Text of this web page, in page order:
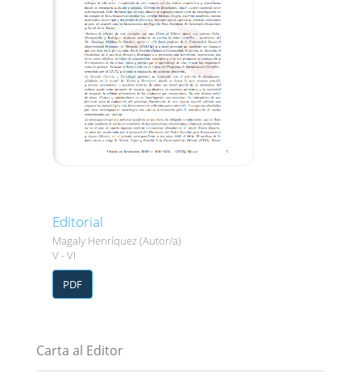
Editorial
Magaly Henríquez (Autor/a)
V - VI
PDF
Carta al Editor